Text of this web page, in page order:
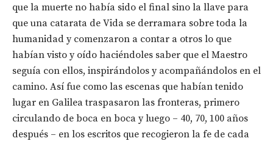
que la muerte no había sido el final sino la llave para
que una catarata de Vida se derramara sobre toda la
humanidad y comenzaron a contar a otros lo que
habían visto y oído haciéndoles saber que el Maestro
seguía con ellos, inspirándolos y acompañándolos en el
camino. Así fue como las escenas que habían tenido
lugar en Galilea traspasaron las fronteras, primero
circulando de boca en boca y luego – 40, 70, 100 años
después – en los escritos que recogieron la fe de cada